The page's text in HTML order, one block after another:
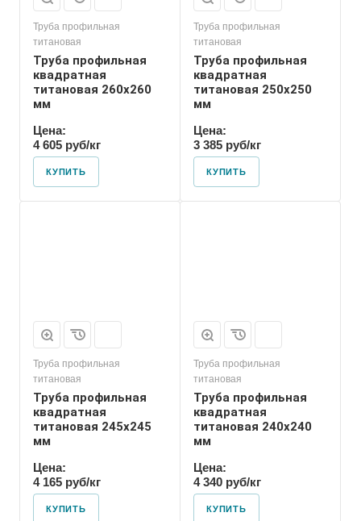
Труба профильная
титановая
Труба профильная
квадратная
титановая 260х260
мм
Цена:
4 605 руб/кг
КУПИТЬ
Труба профильная
титановая
Труба профильная
квадратная
титановая 250х250
мм
Цена:
3 385 руб/кг
КУПИТЬ
Труба профильная
титановая
Труба профильная
квадратная
титановая 245х245
мм
Цена:
4 165 руб/кг
КУПИТЬ
Труба профильная
титановая
Труба профильная
квадратная
титановая 240х240
мм
Цена:
4 340 руб/кг
КУПИТЬ